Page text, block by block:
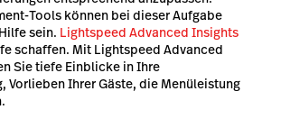
Tools können bei dieser Aufgabe
sein. Lightspeed Advanced Insights
schaffen. Mit Lightspeed Advanced
Sie tiefe Einblicke in Ihre
Vorlieben Ihrer Gäste, die Menüleistung